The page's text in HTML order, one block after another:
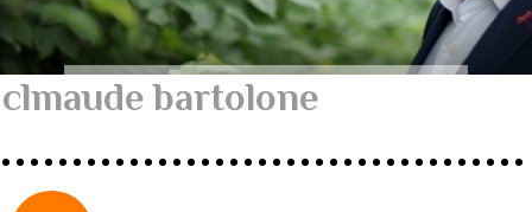
clmaude bartolone